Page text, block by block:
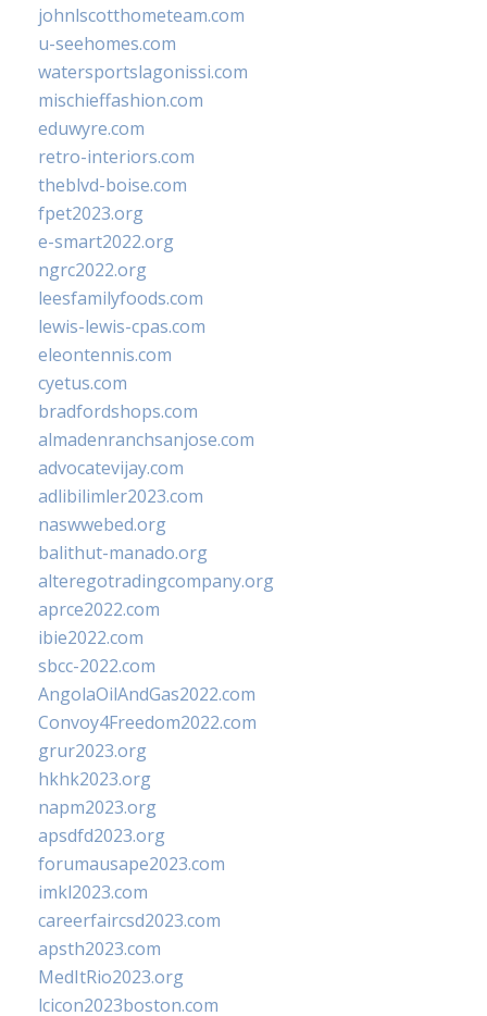
johnlscotthometeam.com
u-seehomes.com
watersportslagonissi.com
mischieffashion.com
eduwyre.com
retro-interiors.com
theblvd-boise.com
fpet2023.org
e-smart2022.org
ngrc2022.org
leesfamilyfoods.com
lewis-lewis-cpas.com
eleontennis.com
cyetus.com
bradfordshops.com
almadenranchsanjose.com
advocatevijay.com
adlibilimler2023.com
naswwebed.org
balithut-manado.org
alteregotradingcompany.org
aprce2022.com
ibie2022.com
sbcc-2022.com
AngolaOilAndGas2022.com
Convoy4Freedom2022.com
grur2023.org
hkhk2023.org
napm2023.org
apsdfd2023.org
forumausape2023.com
imkl2023.com
careerfaircsd2023.com
apsth2023.com
MedItRio2023.org
lcicon2023boston.com